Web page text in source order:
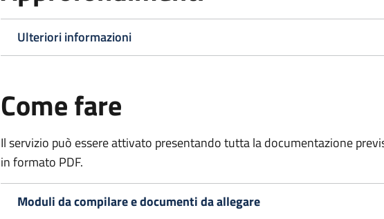
Ulteriori informazioni
Come fare
Il servizio può essere attivato presentando tutta la documentazione
in formato PDF.
Moduli da compilare e documenti da allegare